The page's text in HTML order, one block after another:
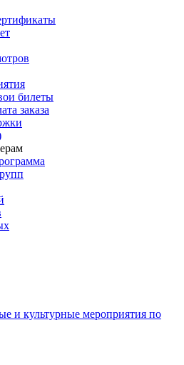
билеты
заказа
и культурные мероприятия по